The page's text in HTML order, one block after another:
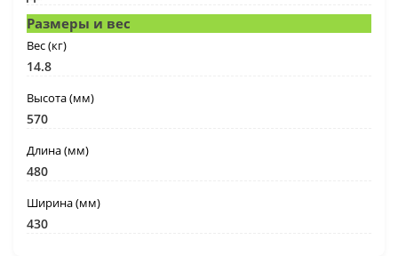
Размеры и вес
Вес (кг)
14.8
Высота (мм)
570
Длина (мм)
480
Ширина (мм)
430